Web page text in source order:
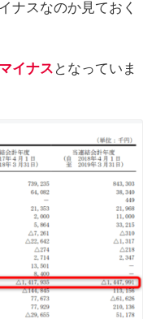
ナスなのか見ておく
イナス となっていま